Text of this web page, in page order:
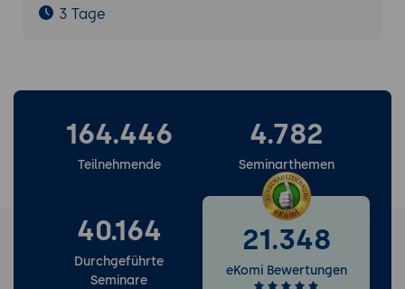
3 Tage
164.446
Teilnehmende
4.782
Seminarthemen
40.164
Durchgeführte
Seminare
21.348
eKomi Bewertungen